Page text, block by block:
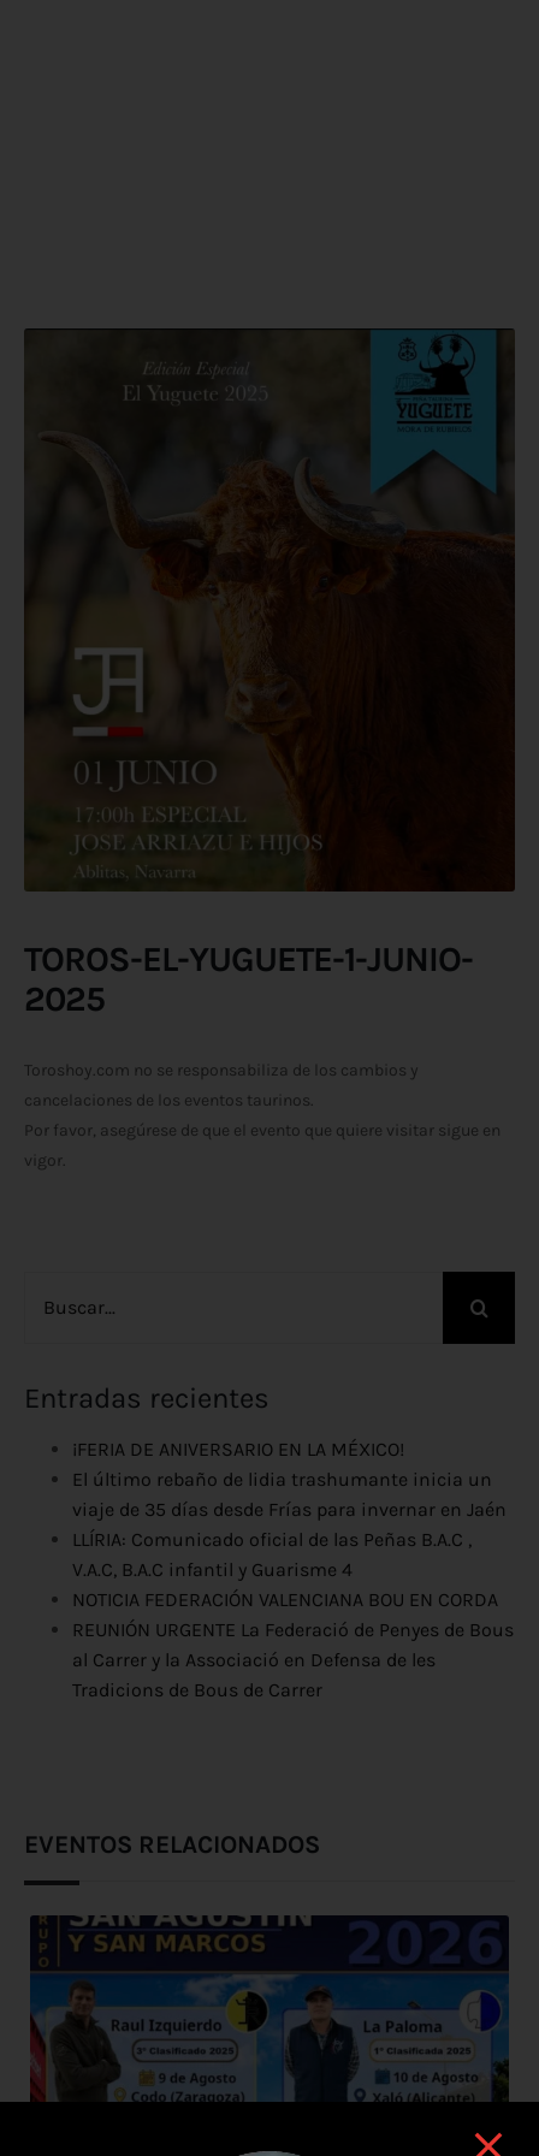
TOROS-EL-YUGUETE-1-JUNIO-
2025
Toroshoy.com no se responsabiliza de los cambios y
cancelaciones de los eventos taurinos.
Por favor, asegúrese de que el evento que quiere visitar sigue en
vigor.
Entradas recientes
¡FERIA DE ANIVERSARIO EN LA MÉXICO!
El último rebaño de lidia trashumante inicia un
viaje de 35 días desde Frías para invernar en Jaén
LLÍRIA: Comunicado oficial de las Peñas B.A.C ,
V.A.C, B.A.C infantil y Guarisme 4
NOTICIA FEDERACIÓN VALENCIANA BOU EN CORDA
REUNIÓN URGENTE La Federació de Penyes de Bous
al Carrer y la Associació en Defensa de les
Tradicions de Bous de Carrer
EVENTOS RELACIONADOS